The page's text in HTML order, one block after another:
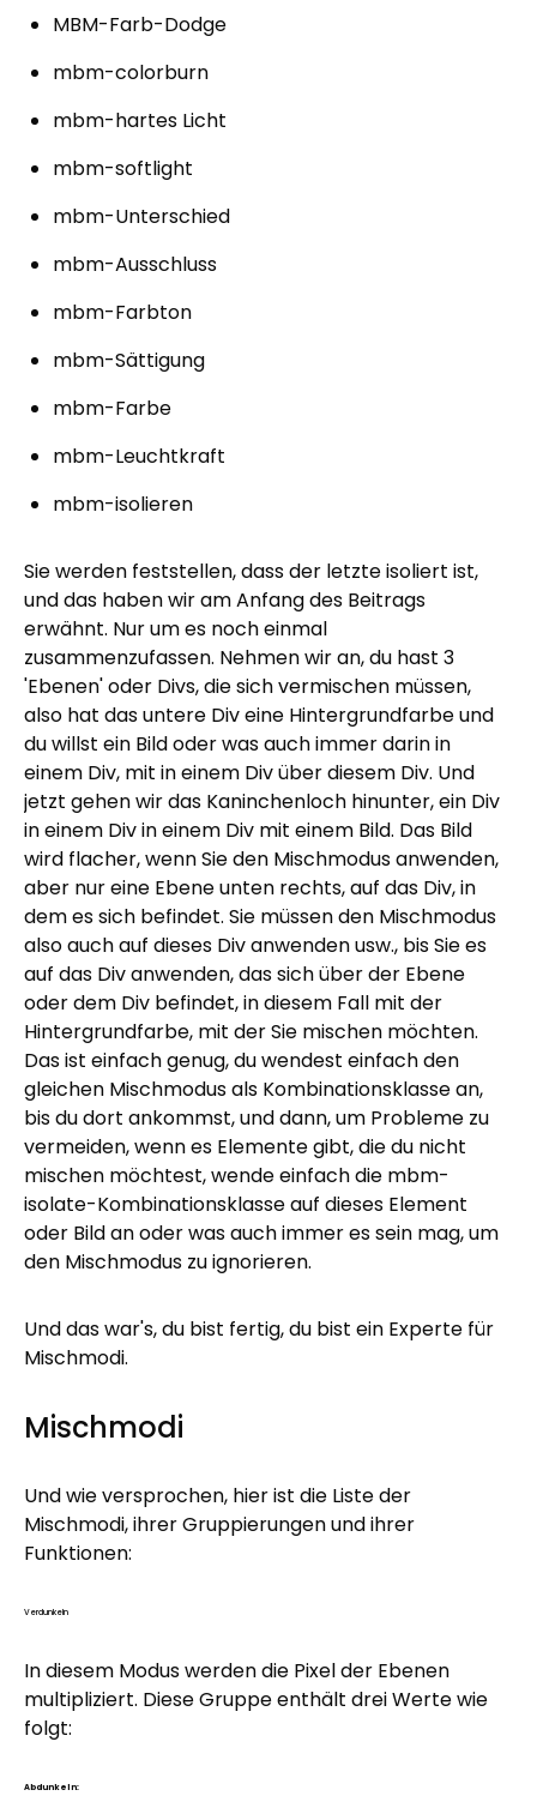
MBM-Farb-Dodge
mbm-colorburn
mbm-hartes Licht
mbm-softlight
mbm-Unterschied
mbm-Ausschluss
mbm-Farbton
mbm-Sättigung
mbm-Farbe
mbm-Leuchtkraft
mbm-isolieren
Sie werden feststellen, dass der letzte isoliert ist,
und das haben wir am Anfang des Beitrags
erwähnt. Nur um es noch einmal
zusammenzufassen. Nehmen wir an, du hast 3
'Ebenen' oder Divs, die sich vermischen müssen,
also hat das untere Div eine Hintergrundfarbe und
du willst ein Bild oder was auch immer darin in
einem Div, mit in einem Div über diesem Div. Und
jetzt gehen wir das Kaninchenloch hinunter, ein Div
in einem Div in einem Div mit einem Bild. Das Bild
wird flacher, wenn Sie den Mischmodus anwenden,
aber nur eine Ebene unten rechts, auf das Div, in
dem es sich befindet. Sie müssen den Mischmodus
also auch auf dieses Div anwenden usw., bis Sie es
auf das Div anwenden, das sich über der Ebene
oder dem Div befindet, in diesem Fall mit der
Hintergrundfarbe, mit der Sie mischen möchten.
Das ist einfach genug, du wendest einfach den
gleichen Mischmodus als Kombinationsklasse an,
bis du dort ankommst, und dann, um Probleme zu
vermeiden, wenn es Elemente gibt, die du nicht
mischen möchtest, wende einfach die mbm-
isolate-Kombinationsklasse auf dieses Element
oder Bild an oder was auch immer es sein mag, um
den Mischmodus zu ignorieren.
Und das war's, du bist fertig, du bist ein Experte für
Mischmodi.
Mischmodi
Und wie versprochen, hier ist die Liste der
Mischmodi, ihrer Gruppierungen und ihrer
Funktionen:
Verdunkeln
In diesem Modus werden die Pixel der Ebenen
multipliziert. Diese Gruppe enthält drei Werte wie
folgt:
Abdunkeln: